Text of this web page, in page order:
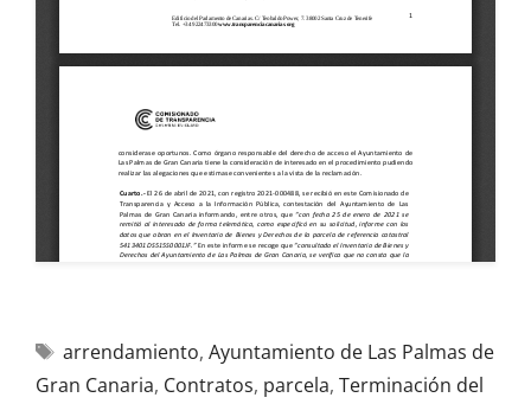
arrendamiento, Ayuntamiento de Las Palmas de
Gran Canaria, Contratos, parcela, Terminación del